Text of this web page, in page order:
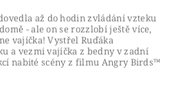
až do hodin zvládání vzteku
- ale on se rozzlobí ještě více,
vajíčka! Vystřel Ruďáka
a vezmi vajíčka z bedny v zadní
nabité scény z filmu Angry Birds™